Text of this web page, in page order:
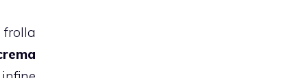
frolla